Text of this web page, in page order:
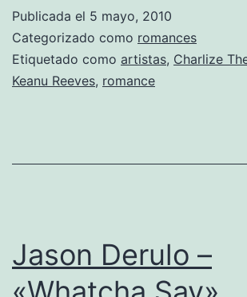
Publicada el 5 mayo, 2010
Categorizado como romances
Etiquetado como artistas, Charlize
Keanu Reeves, romance
Jason Derulo –